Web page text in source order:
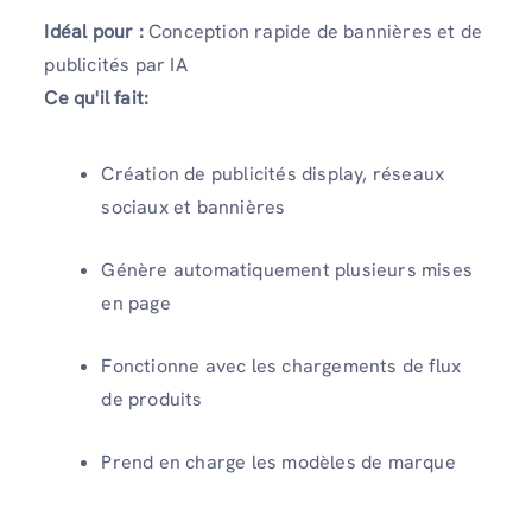
Idéal pour :Conception rapide de bannières et de
publicités par IA
Ce qu'il fait:
Création de publicités display, réseaux
sociaux et bannières
Génère automatiquement plusieurs mises
en page
Fonctionne avec les chargements de flux
de produits
Prend en charge les modèles de marque